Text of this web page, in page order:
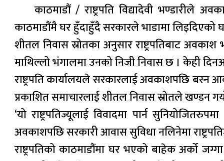
काठमाडौं / राष्ट्रपति विद्यादेवी
काठमाडौंमै घर हुँदाहुँदै सरकारले भाडामा लिइदिएको
शीतल निवास स्रोतका अनुसार राष्ट्रपतिबाट
माथिल्लो भंगालमा उनको निजी निवास छ । केही
राष्ट्रपति कार्यालयले सरकारलाई अवकाशपछि बस्न
प्रकाशित समाचारलाई शीतल निवास स्रोतले खण्डन
‘यो राष्ट्रपतिज्यूलाई विवादमा पार्न
अवकाशपछि सरकारी आवास सुविधा नलिनेमा
राष्ट्रपतिको काठमाडौंमा घर भएको बाहेक अर्को